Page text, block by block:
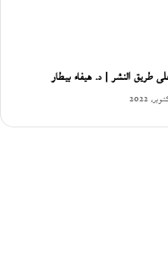
طريق النشر | د. هيفاء بيطار